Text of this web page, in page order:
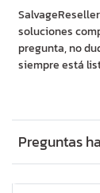
Preguntas
soluciones
pregunta, no
siempre está